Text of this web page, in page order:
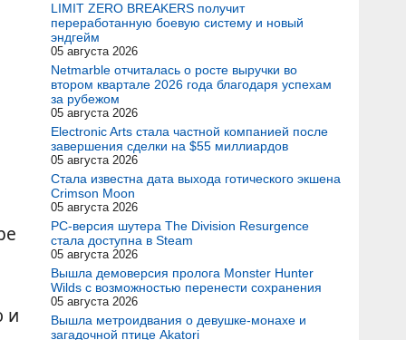
и
LIMIT ZERO BREAKERS получит
переработанную боевую систему и новый
эндгейм
05 августа 2026
Netmarble отчиталась о росте выручки во
втором квартале 2026 года благодаря успехам
за рубежом
05 августа 2026
Electronic Arts стала частной компанией после
завершения сделки на $55 миллиардов
05 августа 2026
Стала известна дата выхода готического экшена
Crimson Moon
05 августа 2026
PC-версия шутера The Division Resurgence
стала доступна в Steam
05 августа 2026
Вышла демоверсия пролога Monster Hunter
Wilds с возможностью перенести сохранения
05 августа 2026
Вышла метроидвания о девушке-монахе и
загадочной птице Akatori